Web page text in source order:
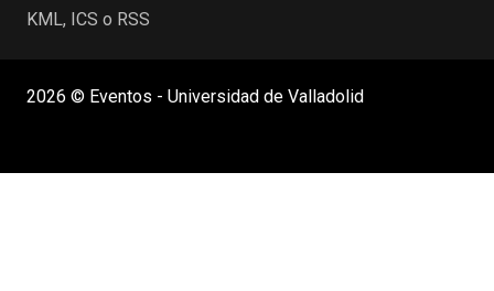
KML, ICS o RSS
2026 © Eventos - Universidad de Valladolid